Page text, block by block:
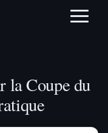
la Coupe du